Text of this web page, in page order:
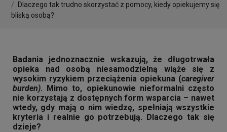
Dlaczego tak trudno skorzystać z pomocy, kiedy opiekujemy się
bliską osobą?
Badania jednoznacznie wskazują, że długotrwała
opieka nad osobą niesamodzielną wiąże się z
wysokim ryzykiem przeciążenia opiekuna (caregiver
burden). Mimo to, opiekunowie nieformalni często
nie korzystają z dostępnych form wsparcia – nawet
wtedy, gdy mają o nim wiedzę, spełniają wszystkie
kryteria i realnie go potrzebują. Dlaczego tak się
dzieje?